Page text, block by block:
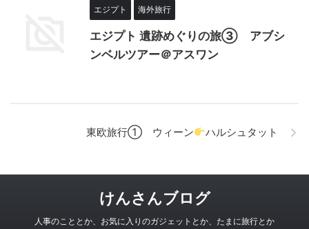
エジプト 海外旅行
エジプト 遺跡めぐりの旅③ アブシ
ンベルツアー＠アスワン
東欧旅行① ウィーン ハルシュタット
けんさんブログ
人事のこととか、お気に入りのガジェットとか、たまに旅行とか